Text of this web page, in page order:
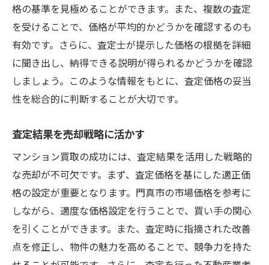
長期的な視点での市場分析
理想の取引を実現するための門真市マンション
査定ガイド
理想的な取引のための準備
査定時に注意すべき落とし穴
理想的なタイミングでの交渉
実績と信頼のある業者の選び方
査定結果を取引に活かす方法
格の基準を見極めることができます。また、複数の査定
を受けることで、価格が平均的かどうかを確認するのも
有効です。さらに、査定士が提示した価格の根拠を詳細
に聞き出し、納得できる説明が得られるかどうかを確認
しましょう。このような情報をもとに、査定価格の妥当
性を総合的に判断することが大切です。
査定結果を売却戦略に活かす
マンション買取の成功には、査定結果を活用した戦略的
な売却が不可欠です。まず、査定価格を基にした適正価
格の設定が重要となります。門真市の市場価格を参考に
しながら、適度な価格設定を行うことで、買い手の関心
を引くことができます。また、査定時に指摘された改善
点を修正し、物件の魅力を高めることで、競争力を持た